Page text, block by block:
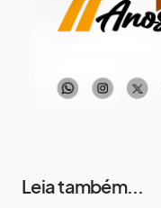
Leia também...